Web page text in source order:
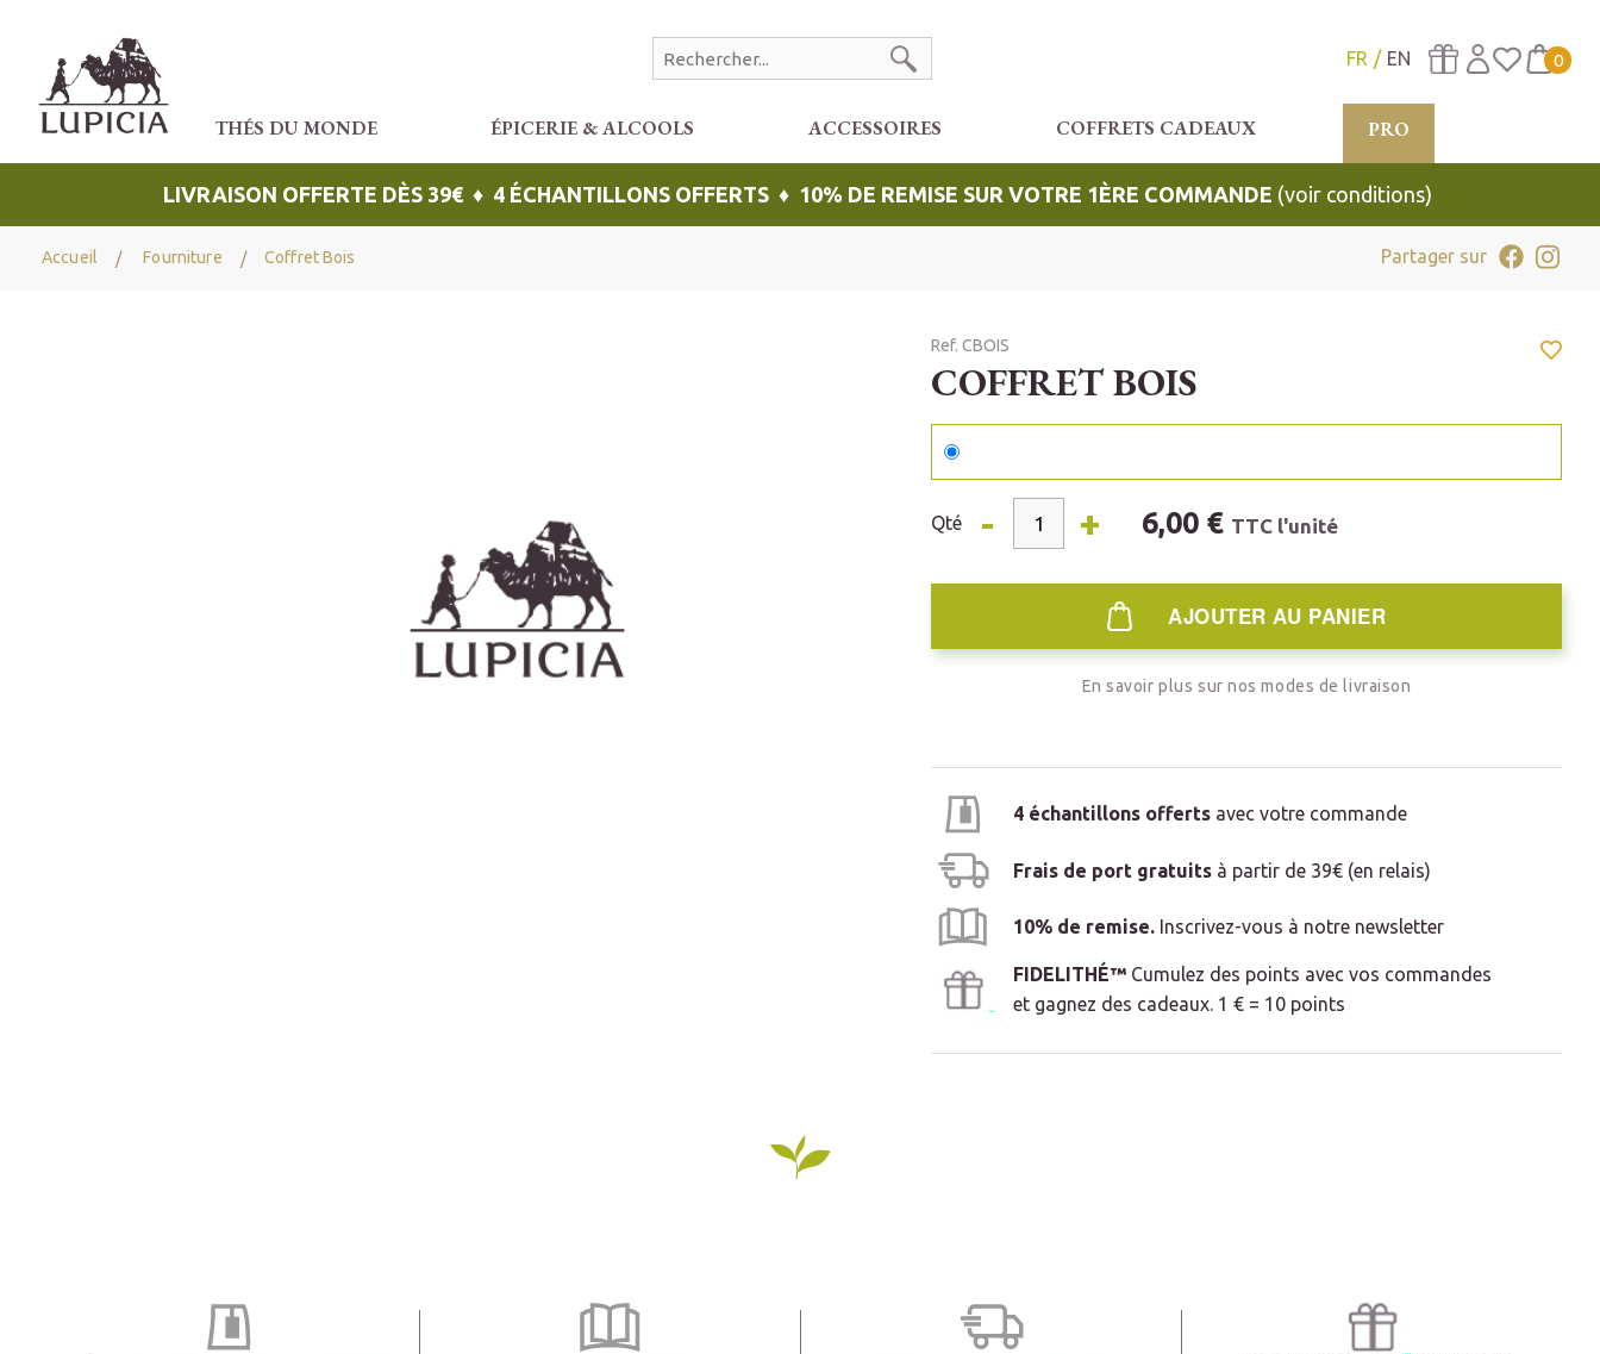
FR EN 0
THÉS DU MONDE ÉPICERIE & ALCOOLS ACCESSOIRES COFFRETS CADEAUX PRO
LIVRAISON OFFERTE DÈS 39€ ♦ 4 ÉCHANTILLONS OFFERTS ♦ 10% DE REMISE SUR VOTRE 1ÈRE COMMANDE (voir conditions)
Accueil Fourniture Coffret Bois Partager sur
Ref. CBOIS
COFFRET BOIS
Qté - + 6,00 € TTC l'unité
AJOUTER AU PANIER
En savoir plus sur nos modes de livraison
4 échantillons offerts avec votre commande
Frais de port gratuits à partir de 39€ (en relais)
10% de remise. Inscrivez-vous à notre newsletter
FIDELITHÉ™ Cumulez des points avec vos commandes
et gagnez des cadeaux. 1 € = 10 points